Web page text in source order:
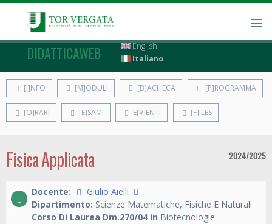
DIDATTICAWEB
English
Italiano
[I]NFO [M]ODULI [B]ACHECA [P]ROGRAMMA
[O]RARI [E]SAMI E[V]ENTI [F]ILES
Fisica Applicata 2024/2025
Docente:
Giulio Aielli
Dipartimento: Scienze Matematiche, Fisiche E Naturali
Corso Di Laurea Dm.270/04 in Biotecnologie